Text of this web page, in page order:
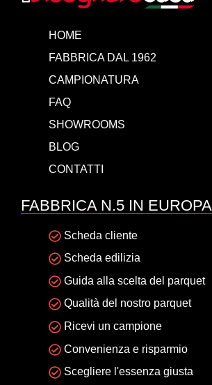
HOME
FABBRICA DAL 1962
CAMPIONATURA
FAQ
SHOWROOMS
BLOG
CONTATTI
FABBRICA N.5 IN EUROPA
Scheda cliente
Scheda edilizia
Guida alla scelta del parquet
Qualità del nostro parquet
Ricevi un campione
Convenienza e risparmio
Scegliere l'essenza giusta